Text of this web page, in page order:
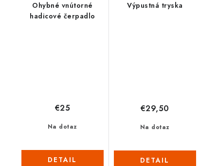
Ohybné vnútorné
hadicové čerpadlo
Na dotaz
€25
DETAIL
Výpustná tryska
Na dotaz
€29,50
DETAIL